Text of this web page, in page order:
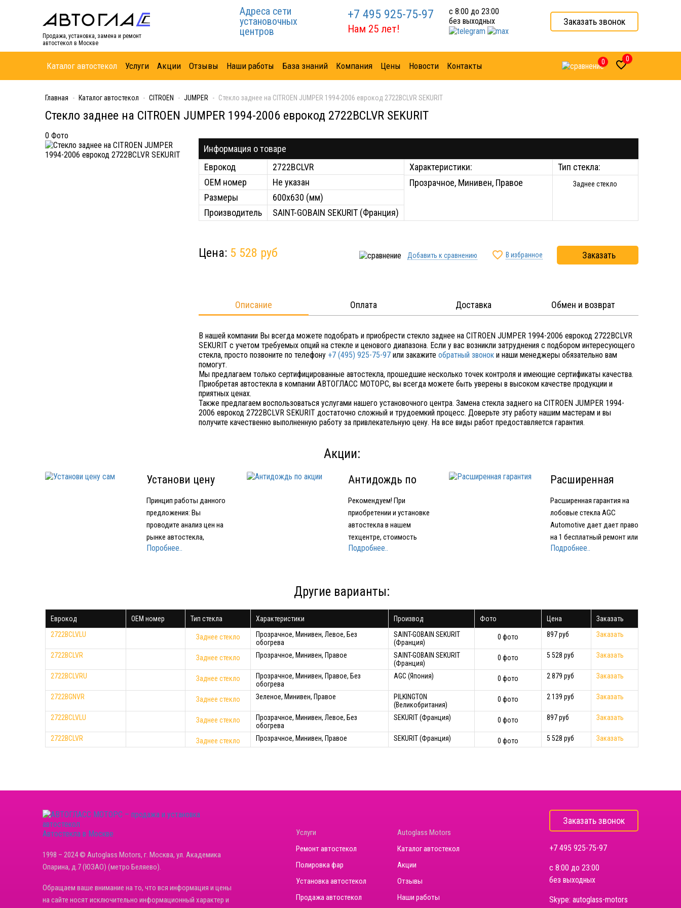
Продажа, установка, замена и ремонт
автостекол в Москве
Адреса сети
установочных
центров
+7 495 925-75-97
Нам 25 лет!
с 8:00 до 23:00
без выходных
Заказать звонок
Каталог автостекол Услуги Акции Отзывы Наши работы База знаний Компания Цены Новости Контакты 0 0
Главная Каталог автостекол CITROEN JUMPER Стекло заднее на CITROEN JUMPER 1994-2006 еврокод 2722BCLVR SEKURIT
Стекло заднее на CITROEN JUMPER 1994-2006 еврокод 2722BCLVR SEKURIT
0 Фото
Информация о товаре
Еврокод
2722BCLVR
ОЕМ номер
Не указан
Размеры
600x630 (мм)
Производитель
SAINT-GOBAIN SEKURIT (Франция)
Характеристики:
Прозрачное, Минивен, Правое
Тип стекла:
Заднее стекло
Цена: 5 528 руб Добавить к сравнению  В избранное Заказать
Описание Оплата Доставка Обмен и возврат
В нашей компании Вы всегда можете подобрать и приобрести стекло заднее на CITROEN JUMPER 1994-2006 еврокод 2722BCLVR
SEKURIT с учетом требуемых опций на стекле и ценового диапазона. Если у вас возникли затруднения с подбором интересующего
стекла, просто позвоните по телефону +7 (495) 925-75-97или закажите обратный звоноки наши менеджеры обязательно вам
помогут.
Мы предлагаем только сертифицированные автостекла, прошедшие несколько точек контроля и имеющие сертификаты качества.
Приобретая автостекла в компании АВТОГЛАСС МОТОРС, вы всегда можете быть уверены в высоком качестве продукции и
приятных ценах.
Также предлагаем воспользоваться услугами нашего установочного центра. Замена стекла заднего на CITROEN JUMPER 1994-
2006 еврокод 2722BCLVR SEKURIT достаточно сложный и трудоемкий процесс. Доверьте эту работу нашим мастерам и вы
получите качественно выполненную работу за привлекательную цену. На все виды работ предоставляется гарантия.
Акции:
Установи цену
Принцип работы данного
предложения: Вы
проводите анализ цен на
рынке автостекла,
подбираете устраивающее
цену нашли стекло Мы
предоставляем вам стекло
того же производителя…
Поробнее..
Антидождь по
Рекомендуем! При
приобретении и установке
автостекла в нашем
техцентре, стоимость
нанесения нанопокрытия
Подробнее..
Расширенная
Расширенная гарантия на
лобовые стекла AGC
Automotive дает дает право
на 1 бесплатный ремонт или
1 бесплатное лобовое
срок действия
Расширенной гарантии - 1
год с момента…
Подробнее..
Другие варианты:
Еврокод OEM номер Тип стекла Характеристики Производ Фото Цена
Заказать
2722BCLVLU
Заднее стекло
Прозрачное, Минивен, Левое, Без
обогрева
SAINT-GOBAIN SEKURIT
(Франция)
0 фото 897 руб Заказать
2722BCLVR Заднее стекло Прозрачное, Минивен, Правое
SAINT-GOBAIN SEKURIT
(Франция)
0 фото 5 528 руб Заказать
2722BCLVRU Заднее стекло
Прозрачное, Минивен, Правое, Без
обогрева
AGC (Япония) 0 фото 2 879 руб Заказать
2722BGNVR Заднее стекло Зеленое, Минивен, Правое
PILKINGTON
(Великобритания)
0 фото 2 139 руб Заказать
2722BCLVLU Заднее стекло
Прозрачное, Минивен, Левое, Без
обогрева
SEKURIT (Франция) 0 фото 897 руб Заказать
2722BCLVR Заднее стекло Прозрачное, Минивен, Правое SEKURIT (Франция) 0 фото 5 528 руб Заказать
Автостекла в Москве
1998 – 2024 © Autoglass Motors, г. Москва, ул. Академика
Опарина, д.7 (ЮЗАО) (метро Беляево).
Обращаем ваше внимание на то, что вся информация и цены
на сайте носят исключительно информационный характер и
Заказать звонок
+7 495 925-75-97
с 8:00 до 23:00
без выходных
Skype: autoglass-motors
Услуги
Ремонт автостекол
Полировка фар
Установка автостекол
Продажа автостекол
Autoglass Motors
Каталог автостекол
Акции
Отзывы
Наши работы